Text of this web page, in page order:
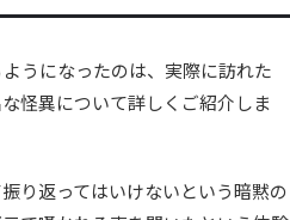
うになったのは、実際に訪れた
怪異について詳しくご紹介しま
り返ってはいけないという暗黙の